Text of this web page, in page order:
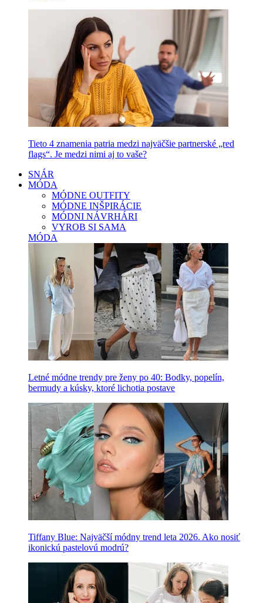
Tieto 4 znamenia patria medzi najväčšie partnerské „red
flags“. Je medzi nimi aj to vaše?
SNÁR
MÓDA
MÓDNE OUTFITY
MÓDNE INŠPIRÁCIE
MÓDNI NÁVRHÁRI
VYROB SI SAMA
MÓDA
Letné módne trendy pre ženy po 40: Bodky, popelín,
bermudy a kúsky, ktoré lichotia postave
Tiffany Blue: Najväčší módny trend leta 2026. Ako nosiť
ikonickú pastelovú modrú?